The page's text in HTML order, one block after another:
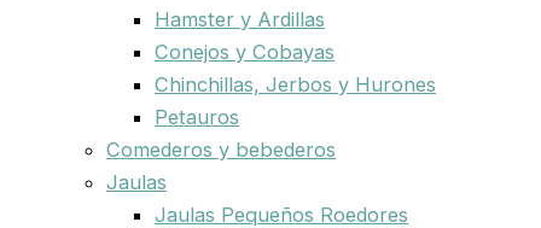
Hamster y Ardillas
Conejos y Cobayas
Chinchillas, Jerbos y Hurones
Petauros
Comederos y bebederos
Jaulas
Jaulas Pequeños Roedores